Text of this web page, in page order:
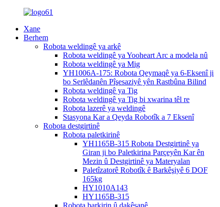
Xane
Berhem
Robota weldingê ya arkê
Robota weldingê ya Yooheart Arc a modela nû
Robota weldingê ya Mig
YH1006A-175: Robota Qeymaqê ya 6-Eksenî ji
bo Serlêdanên Pîşesaziyê yên Rastbûna Bilind
Robota weldingê ya Tig
Robota weldingê ya Tig bi xwarina têl re
Robota lazerê ya weldingê
Stasyona Kar a Qeyda Robotîk a 7 Eksenî
Robota destgirtinê
Robota paletkirinê
YH1165B-315 Robota Destgirtinê ya
Giran ji bo Paletkirina Parçeyên Kar ên
Mezin û Destgirtinê ya Materyalan
Paletîzatorê Robotîk ê Barkêşiyê 6 DOF
165kg
HY1010A143
HY1165B-315
Robota barkirin û dakêşanê